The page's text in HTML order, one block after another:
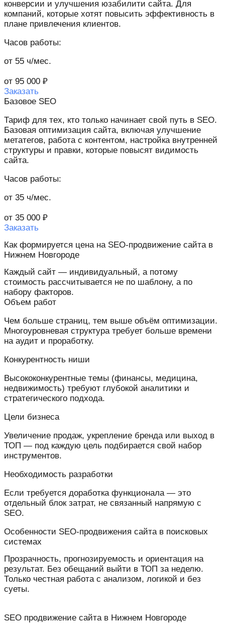
конверсии и улучшения юзабилити сайта. Для
компаний, которые хотят повысить эффективность в
плане привлечения клиентов.
Часов работы:
от 55 ч/мес.​
от 95 000 ₽
Заказать
Базовое SEO
Тариф для тех, кто только начинает свой путь в SEO.
Базовая оптимизация сайта, включая улучшение
метатегов, работа с контентом, настройка внутренней
структуры и правки, которые повысят видимость
сайта.
Часов работы:
от 35 ч/мес.
от 35 000 ₽
Заказать
Как формируется цена на SEO-продвижение сайта в
Нижнем Новгороде
Каждый сайт — индивидуальный, а потому
стоимость рассчитывается не по шаблону, а по
набору факторов.
Объем работ
Чем больше страниц, тем выше объём оптимизации.
Многоуровневая структура требует больше времени
на аудит и проработку.
Конкурентность ниши
Высококонкурентные темы (финансы, медицина,
недвижимость) требуют глубокой аналитики и
стратегического подхода.
Цели бизнеса
Увеличение продаж, укрепление бренда или выход в
ТОП — под каждую цель подбирается свой набор
инструментов.
Необходимость разработки
Если требуется доработка функционала — это
отдельный блок затрат, не связанный напрямую с
SEO.
Особенности SEO-продвижения сайта в поисковых
системах
Прозрачность, прогнозируемость и ориентация на
результат. Без обещаний выйти в ТОП за неделю.
Только честная работа с анализом, логикой и без
суеты.
SEO продвижение сайта в Нижнем Новгороде